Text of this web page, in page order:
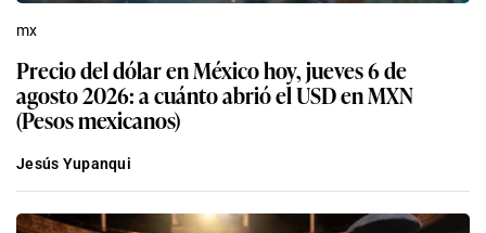
mx
Precio del dólar en México hoy, jueves 6 de
agosto 2026: a cuánto abrió el USD en MXN
(Pesos mexicanos)
Jesús Yupanqui